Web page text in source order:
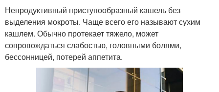
Непродуктивный приступообразный кашель без
выделения мокроты. Чаще всего его называют сухим
кашлем. Обычно протекает тяжело, может
сопровождаться слабостью, головными болями,
бессонницей, потерей аппетита.